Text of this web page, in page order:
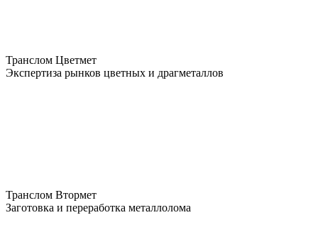
Транслом Цветмет
Экспертиза рынков цветных и драгметаллов
Транслом Втормет
Заготовка и переработка металлолома